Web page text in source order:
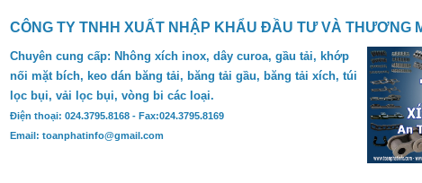
CÔNG TY TNHH XUẤT NHẬP KHẨU ĐẦU TƯ VÀ THƯƠNG
Chuyên cung cấp: Nhông xích inox, dây curoa, gầu tải, khớp
nối mặt bích, keo dán băng tải, băng tải gầu, băng tải xích, túi
lọc bụi, vải lọc bụi, vòng bi các loại.
Điện thoại: 024.3795.8168 - Fax:024.3795.8169
Email: toanphatinfo@gmail.com